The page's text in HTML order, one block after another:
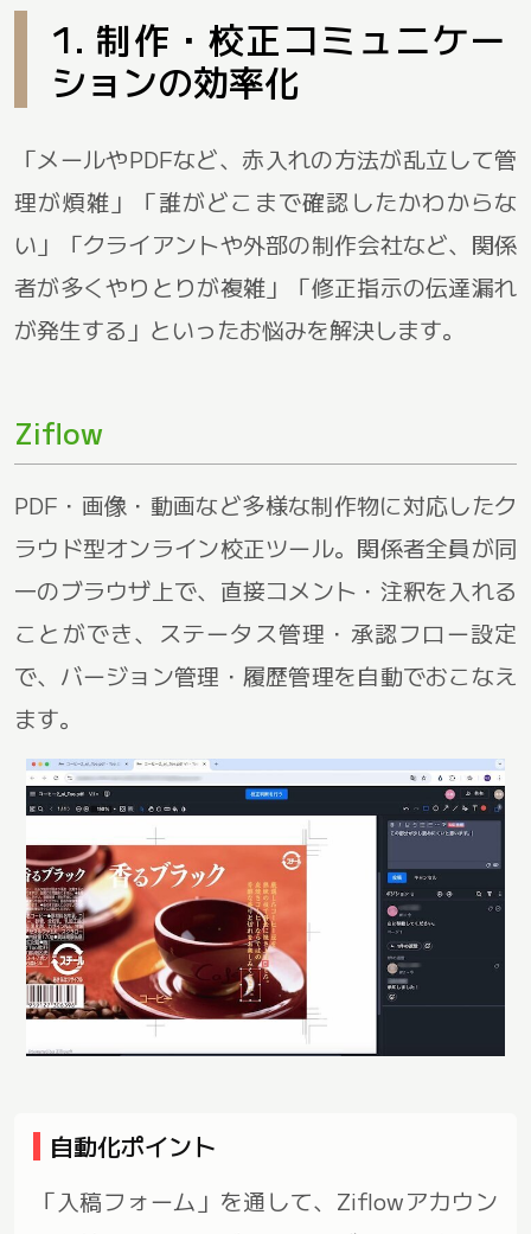
1. 制作・校正コミュニケー
ションの効率化
「メールやPDFなど、赤入れの方法が乱立して管
理が煩雑」「誰がどこまで確認したかわからな
い」「クライアントや外部の制作会社など、関係
者が多くやりとりが複雑」「修正指示の伝達漏れ
が発生する」といったお悩みを解決します。
Ziflow
PDF・画像・動画など多様な制作物に対応したク
ラウド型オンライン校正ツール。関係者全員が同
一のブラウザ上で、直接コメント・注釈を入れる
ことができ、ステータス管理・承認フロー設定
で、バージョン管理・履歴管理を自動でおこなえ
ます。
自動化ポイント
「入稿フォーム」を通して、Ziflowアカウン